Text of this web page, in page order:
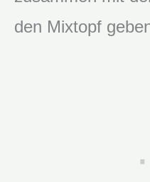
den Mixtopf